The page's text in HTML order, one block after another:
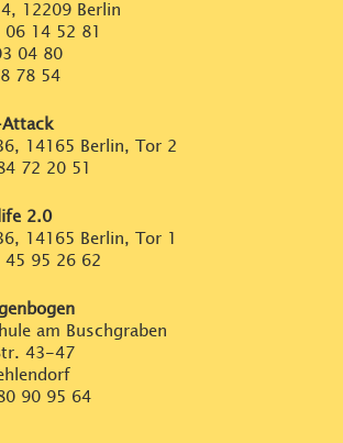
12209 Berlin
06 14 52 81
04 80
78 54
14165 Berlin, Tor 2
72 20 51
2.0
14165 Berlin, Tor 1
45 95 26 62
am Buschgraben
43-47
90 95 64